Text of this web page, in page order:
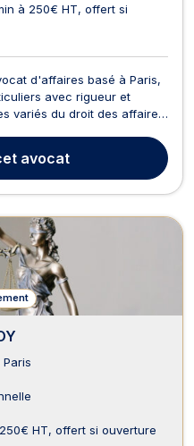
à 250€ HT, offert si
d'affaires basé à Paris,
avec rigueur et
variés du droit des affaires,
Disposant
interna...
avocat
HT, offert si ouverture